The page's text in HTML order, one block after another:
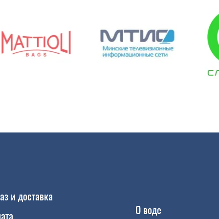
и доставка
О воде